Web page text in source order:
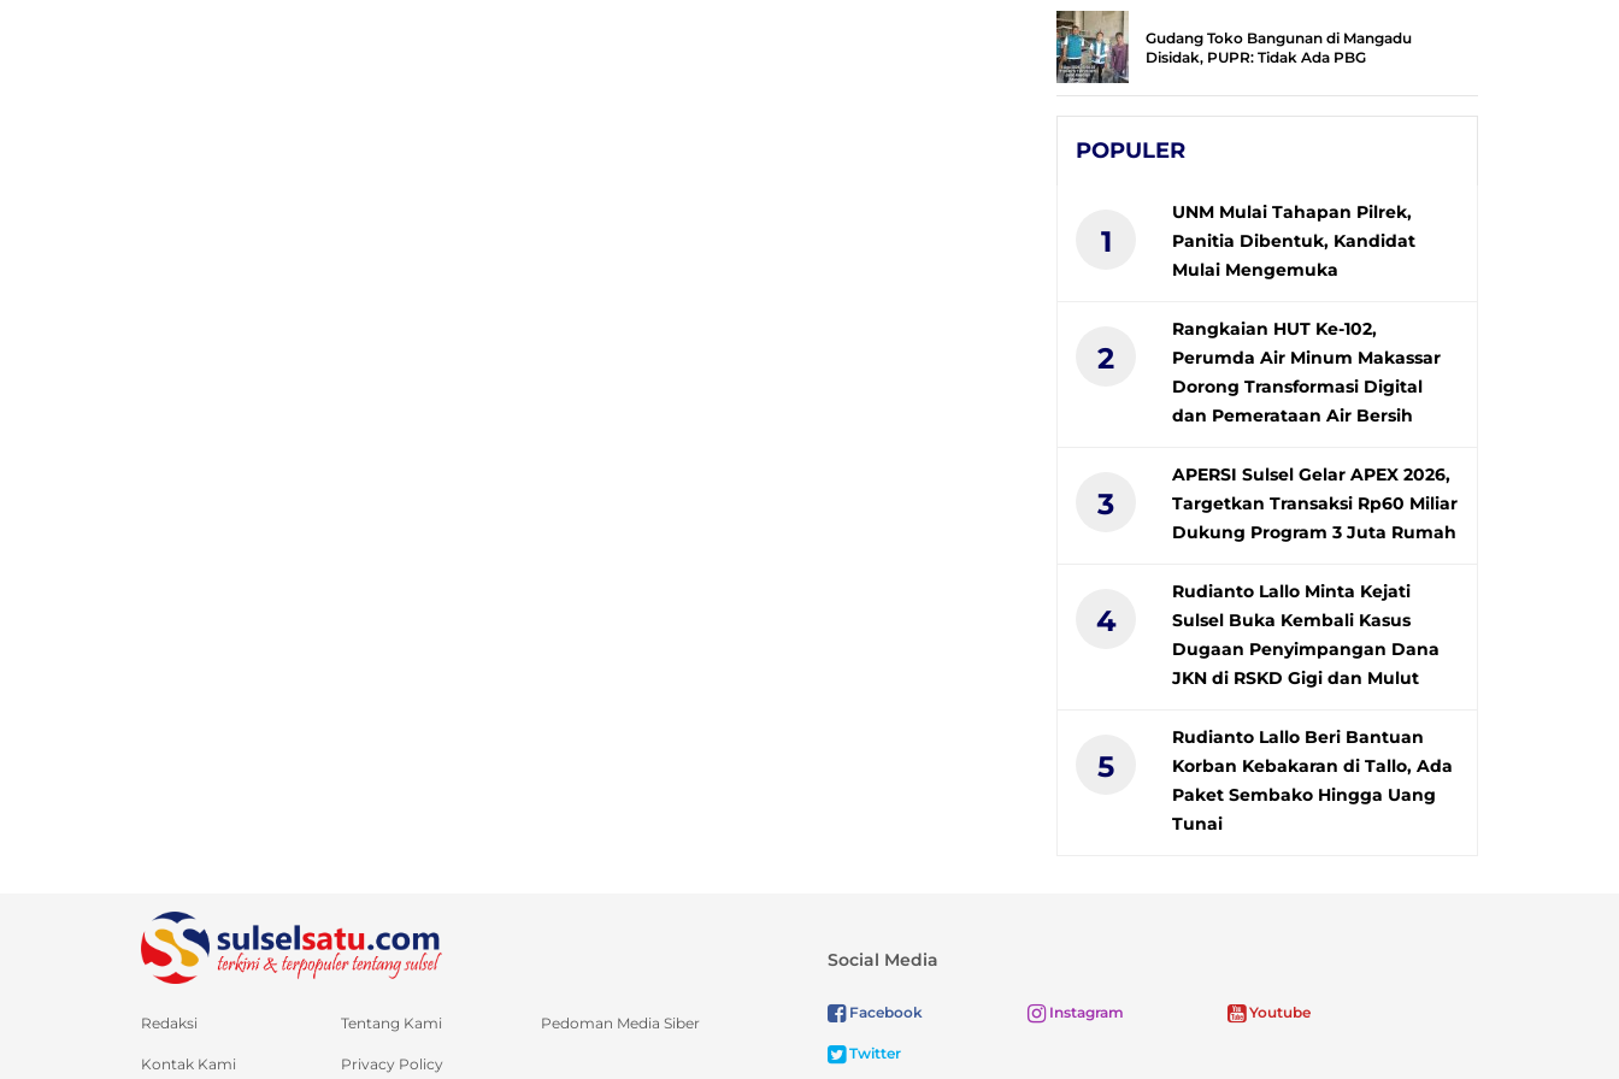
Gudang Toko Bangunan di Mangadu
Disidak, PUPR: Tidak Ada PBG
POPULER
1
UNM Mulai Tahapan Pilrek,
Panitia Dibentuk, Kandidat
Mulai Mengemuka
2
Rangkaian HUT Ke-102,
Perumda Air Minum Makassar
Dorong Transformasi Digital
dan Pemerataan Air Bersih
3
APERSI Sulsel Gelar APEX 2026,
Targetkan Transaksi Rp60 Miliar
Dukung Program 3 Juta Rumah
4
Rudianto Lallo Minta Kejati
Sulsel Buka Kembali Kasus
Dugaan Penyimpangan Dana
JKN di RSKD Gigi dan Mulut
5
Rudianto Lallo Beri Bantuan
Korban Kebakaran di Tallo, Ada
Paket Sembako Hingga Uang
Tunai
Redaksi Tentang Kami Pedoman Media Siber
Kontak Kami Privacy Policy
Social Media
Facebook Instagram Youtube
Twitter